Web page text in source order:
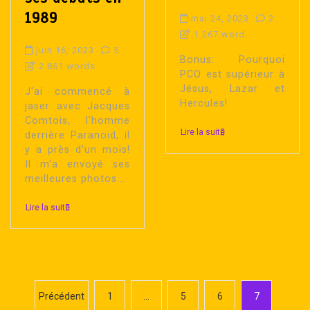
1989
juin 16, 2023
5
2 861 words
J'ai commencé à
jaser avec Jacques
Comtois, l'homme
derrière Paranoid, il
y a près d'un mois!
Il m'a envoyé ses
meilleures photos...
Lire la suite
mai 24, 2023
2
1 267 word
Bonus: Pourquoi
PCO est supérieur à
Jésus, Lazar et
Hercules!
Lire la suite
Précédent 1 … 5 6 7